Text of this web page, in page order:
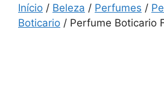
Início / Beleza / Perfumes /
Boticario / Perfume Boticario